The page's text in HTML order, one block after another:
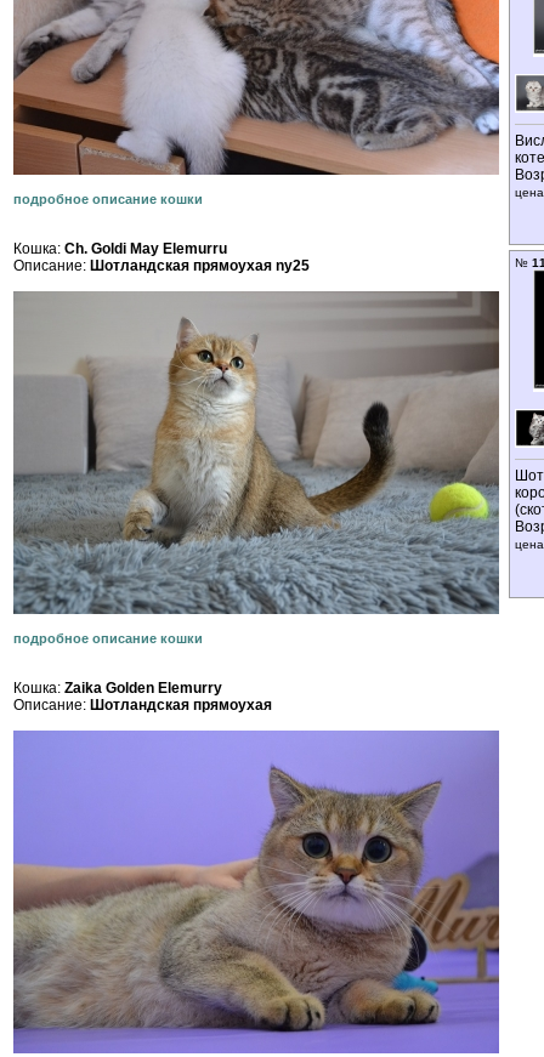
подробное описание кошки
Кошка: Ch. Goldi May Elemurru
Описание: Шотландская прямоухая ny25
подробное описание кошки
Кошка: Zaika Golden Elemurry
Описание: Шотландская прямоухая
№